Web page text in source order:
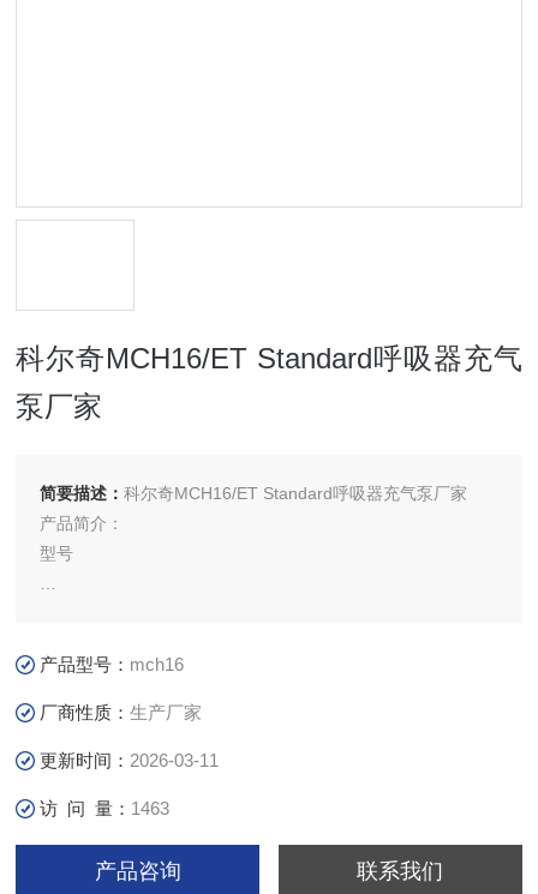
科尔奇MCH16/ET Standard呼吸器充气
泵厂家
简要描述：科尔奇MCH16/ET Standard呼吸器充气泵厂家
产品简介：
型号
消防呼吸用气
额定压力下自由空气输出量 （L/min）
265
额定工作压力 （Bar g）
产品型号： mch16
厂商性质：生产厂家
更新时间： 2026-03-11
访 问 量： 1463
产品咨询 联系我们